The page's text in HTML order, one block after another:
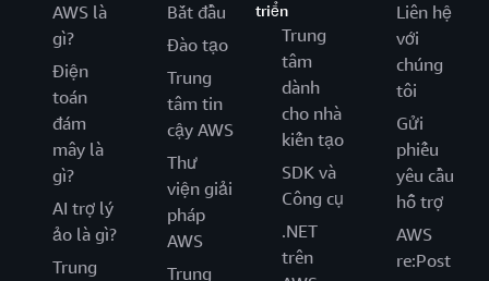
AWS là
gì?
Điện
toán
đám
mây là
gì?
AI trợ lý
ảo là gì?
Trung
Bắt đầu
Đào tạo
Trung
tâm tin
cậy AWS
Thư
viện giải
pháp
AWS
Trung
triển
Trung
tâm
dành
cho nhà
kiến tạo
SDK và
Công cụ
.NET
trên
Liên hệ
với
chúng
tôi
Gửi
phiếu
yêu cầu
hỗ trợ
AWS
re:Post